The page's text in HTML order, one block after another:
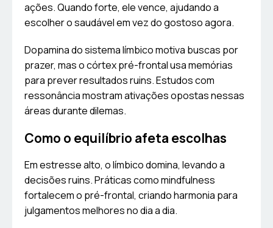
ações. Quando forte, ele vence, ajudando a
escolher o saudável em vez do gostoso agora.
Dopamina do sistema límbico motiva buscas por
prazer, mas o córtex pré-frontal usa memórias
para prever resultados ruins. Estudos com
ressonância mostram ativações opostas nessas
áreas durante dilemas.
Como o equilíbrio afeta escolhas
Em estresse alto, o límbico domina, levando a
decisões ruins. Práticas como mindfulness
fortalecem o pré-frontal, criando harmonia para
julgamentos melhores no dia a dia.